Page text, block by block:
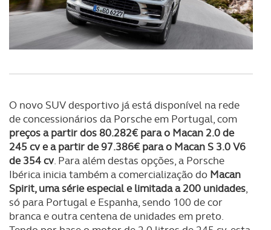
O novo SUV desportivo já está disponível na rede
de concessionários da Porsche em Portugal, com
preços a partir dos 80.282€ para o Macan 2.0 de
245 cv e a partir de 97.386€ para o Macan S 3.0 V6
de 354 cv. Para além destas opções, a Porsche
Ibérica inicia também a comercialização do Macan
Spirit, uma série especial e limitada a 200 unidades,
só para Portugal e Espanha, sendo 100 de cor
branca e outra centena de unidades em preto.